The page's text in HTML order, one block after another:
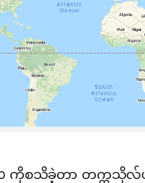
ကိုစသိခဲ့တာ တက္က